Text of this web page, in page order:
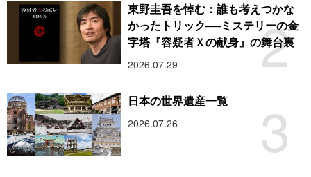
2
東野圭吾を悼む：誰も考えつかな
かったトリック──ミステリーの金
字塔『容疑者Ｘの献身』の舞台裏
2026.07.29
3
日本の世界遺産一覧
2026.07.26